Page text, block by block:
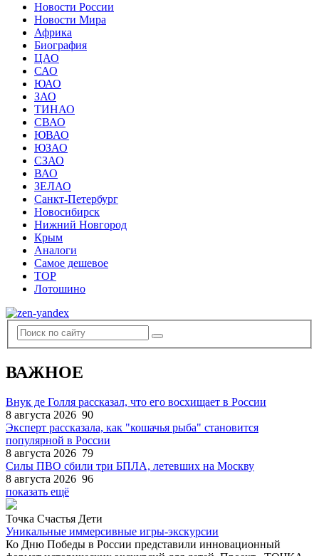
Новости России
Новости Мира
Африка
Биография
ЦАО
САО
ЮАО
ЗАО
ТИНАО
СВАО
ЮВАО
ЮЗАО
СЗАО
ВАО
ЗЕЛАО
Санкт-Петербург
Новосибирск
Нижний Новгород
Крым
Аналоги
Самое дешевое
TOP
Лотошино
ВАЖНОЕ
Внук де Голля рассказал, что его восхищает в России
8 августа 2026 90
Эксперт рассказала, как "кошачья рыба" становится
популярной в России
8 августа 2026 79
Силы ПВО сбили три БПЛА, летевших на Москву
8 августа 2026 96
показать ещё
Точка Счастья Дети
Уникальные иммерсивные игры-экскурсии
Ко Дню Победы в России представили инновационный